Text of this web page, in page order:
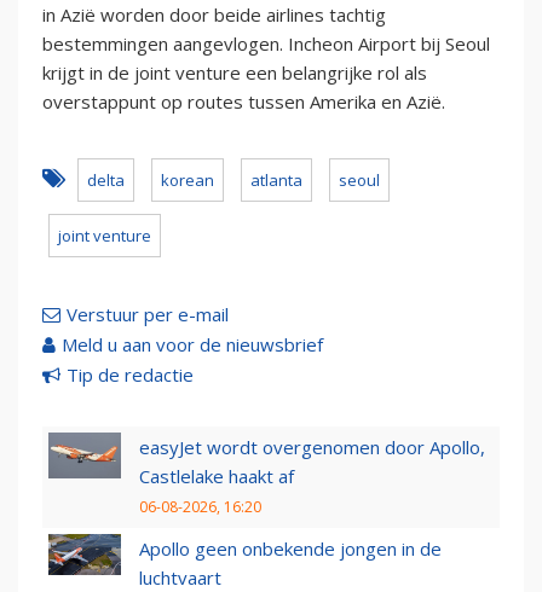
in Azië worden door beide airlines tachtig
bestemmingen aangevlogen. Incheon Airport bij Seoul
krijgt in de joint venture een belangrijke rol als
overstappunt op routes tussen Amerika en Azië.
delta korean atlanta seoul
joint venture
Verstuur per e-mail
Meld u aan voor de nieuwsbrief
Tip de redactie
easyJet wordt overgenomen door Apollo,
Castlelake haakt af
06-08-2026, 16:20
Apollo geen onbekende jongen in de
luchtvaart